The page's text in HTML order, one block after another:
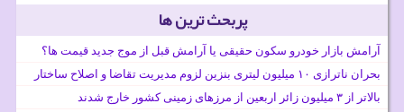
پربحث ترین ها
آرامش بازار خودرو سکون حقیقی یا آرامش قبل از موج جدید قیمت ها؟
بحران ناترازی ۱۰ میلیون لیتری بنزین لزوم مدیریت تقاضا و اصلاح ساختار
بالاتر از ۳ میلیون زائر اربعین از مرزهای زمینی کشور خارج شدند